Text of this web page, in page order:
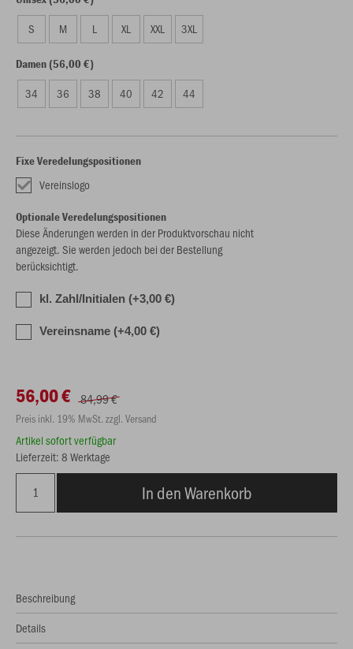
S M L XL XXL 3XL
Damen (56,00 €)
34 36 38 40 42 44
Fixe Veredelungspositionen
Vereinslogo
Optionale Veredelungspositionen
Diese Änderungen werden in der Produktvorschau nicht
angezeigt. Sie werden jedoch bei der Bestellung
berücksichtigt.
kl. Zahl/Initialen (+3,00 €)
Vereinsname (+4,00 €)
56,00 € 84,99 €
Preis inkl. 19% MwSt. zzgl. Versand
Artikel sofort verfügbar
Lieferzeit: 8 Werktage
In den Warenkorb
Beschreibung
Details